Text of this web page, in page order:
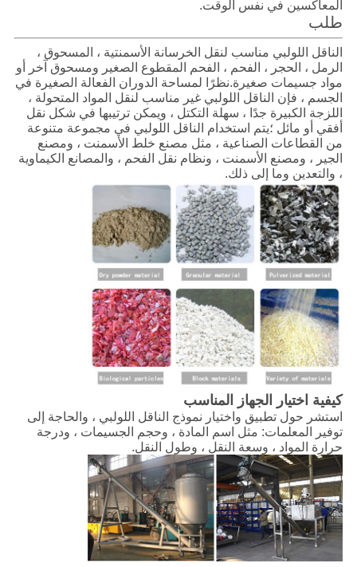
المعاكسين في نفس الوقت.
طلب
الناقل اللولبي مناسب لنقل الخرسانة الأسمنتية ، المسحوق ،
الرمل ، الحجر ، الفحم ، الفحم المقطوع الصغير ومسحوق آخر أو
مواد جسيمات صغيرة.نظرًا لمساحة الدوران الفعالة الصغيرة في
الجسم ، فإن الناقل اللولبي غير مناسب لنقل المواد المتحولة ،
اللزجة الكبيرة جدًا ، سهلة التكتل ، ويمكن ترتيبها في شكل نقل
أفقي أو مائل ؛يتم استخدام الناقل اللولبي في مجموعة متنوعة
من القطاعات الصناعية ، مثل مصنع خلط الأسمنت ، ومصنع
الجير ، ومصنع الأسمنت ، ونظام نقل الفحم ، والمصانع الكيماوية
، والتعدين وما إلى ذلك.
كيفية اختيار الجهاز المناسب
استشر حول تطبيق واختيار نموذج الناقل اللولبي ، والحاجة إلى
توفير المعلمات: مثل اسم المادة ، وحجم الجسيمات ، ودرجة
حرارة المواد ، وسعة النقل ، وطول النقل.